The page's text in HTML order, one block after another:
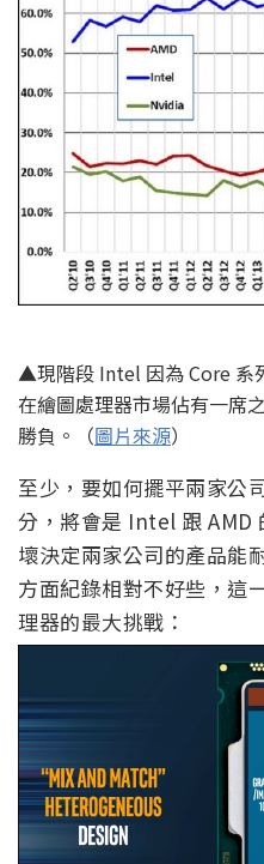
▲現階段 Intel 因為 Core 系
在繪圖處理器市場佔有一席
勝負。（圖片來源）
至少，要如何擺平兩家公
分，將會是 Intel 跟 AMD
壞決定兩家公司的產品能
方面紀錄相對不好些，這
理器的最大挑戰：